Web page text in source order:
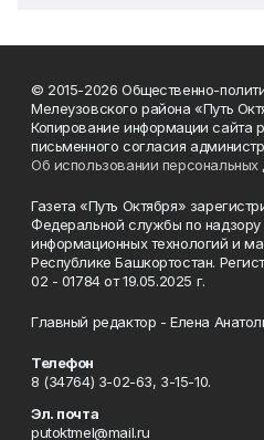
© 2015-2026 Общественно-
Мелеузовского района «Путь
Копирование информации сайта
письменного согласия
Об использовании персональных
Газета «Путь Октября»
Федеральной службы по
информационных технологий и
Республике Башкортостан.
02 - 01784 от 19.05.2025 г.
Главный редактор - Елена
Телефон
8 (34764) 3-02-63, 3-15-10.
Эл. почта
putoktmel@mail.ru